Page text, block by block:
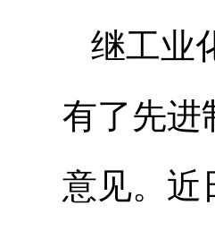
继工业
有了先进
意见。近